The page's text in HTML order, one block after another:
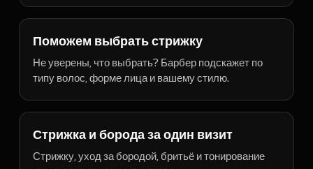
Поможем выбрать стрижку
Не уверены, что выбрать? Барбер подскажет по
типу волос, форме лица и вашему стилю.
Стрижка и борода за один визит
Стрижку, уход за бородой, бритьё и тонирование